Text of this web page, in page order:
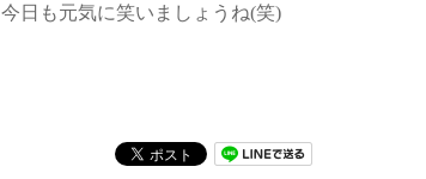
今日も元気に笑いましょうね(笑)